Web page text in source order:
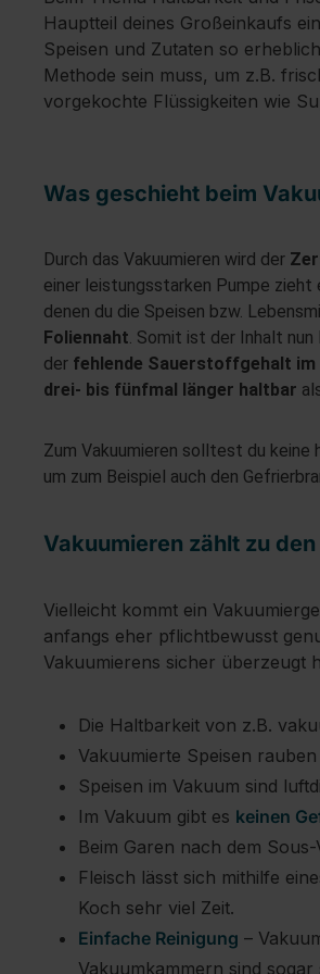
Hauptteil deines Großeinkaufs
Speisen und Zutaten so
Methode sein muss, um z.B.
vorgekochte Flüssigkeiten wie
Was geschieht beim
Durch das Vakuumieren wird der
einer leistungsstarken Pumpe zieht
denen du die Speisen bzw.
Foliennaht. Somit ist der Inhalt
der fehlende Sauerstoffgehalt im
drei- bis fünfmal länger haltbar
Zum Vakuumieren solltest du
um zum Beispiel auch den
Vakuumieren zählt zu
Vielleicht kommt ein
anfangs eher pflichtbewusst
Vakuumierens sicher überzeugt
Die Haltbarkeit von z.B.
Vakuumierte Speisen
Speisen im Vakuum sind
Im Vakuum gibt es keinen
Beim Garen nach dem
Fleisch lässt sich mithilfe
Koch sehr viel Zeit.
Einfache Reinigung –
Vakuumkammern sind